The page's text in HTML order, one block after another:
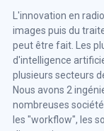
L'innovation en
images puis du
peut être fait. Les
d'intelligence
plusieurs secteurs
Nous avons 2
nombreuses
les "workflow", les